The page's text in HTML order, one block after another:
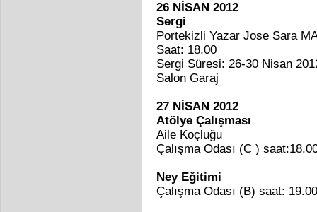
26 NİSAN 2012
Sergi
Portekizli Yazar Jose Sara
Saat: 18.00
Sergi Süresi: 26-30 Nisan
Salon Garaj
27 NİSAN 2012
Atölye Çalışması
Aile Koçluğu
Çalışma Odası (C )
Ney Eğitimi
Çalışma Odası (B) saat: